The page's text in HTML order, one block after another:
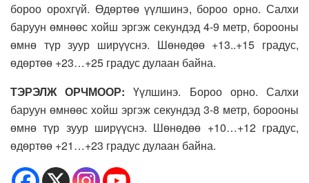
бороо орохгүй. Өдөртөө үүлшинэ, бороо орно. Салхи
баруун өмнөөс хойш эргэж секундэд 4-9 метр, борооны
өмнө түр зуур ширүүснэ. Шөнөдөө +13..+15 градус,
өдөртөө +23…+25 градус дулаан байна.
ТЭРЭЛЖ ОРЧМООР: Үүлшинэ. Бороо орно. Салхи
баруун өмнөөс хойш эргэж секундэд 3-8 метр, борооны
өмнө түр зуур ширүүснэ. Шөнөдөө +10…+12 градус,
өдөртөө +21…+23 градус дулаан байна.